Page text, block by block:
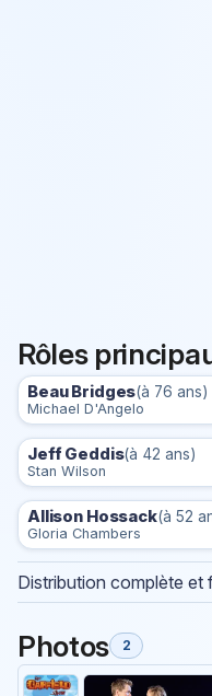
Rôles
Beau Bridges(à 76 ans)
Michael D'Angelo
Jeff Geddis(à 42 ans)
Stan Wilson
Allison Hossack(à 52
Gloria Chambers
Distribution complète et
Photos 2